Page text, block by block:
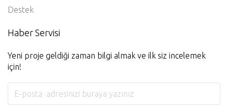
Destek
Haber Servisi
Yeni proje geldiği zaman bilgi almak ve ilk siz incelemek
için!